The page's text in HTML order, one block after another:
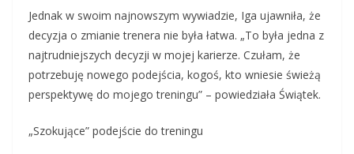
Jednak w swoim najnowszym wywiadzie, Iga ujawniła, że
decyzja o zmianie trenera nie była łatwa. „To była jedna z
najtrudniejszych decyzji w mojej karierze. Czułam, że
potrzebuję nowego podejścia, kogoś, kto wniesie świeżą
perspektywę do mojego treningu” – powiedziała Świątek.
„Szokujące” podejście do treningu